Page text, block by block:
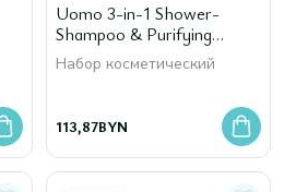
Uomo 3-in-1 Shower-
Shampoo & Purifying
Cleansing Gel Set
Набор косметический
113,87BYN